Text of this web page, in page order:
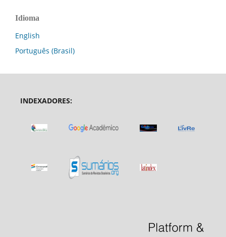
Idioma
English
Português (Brasil)
INDEXADORES: